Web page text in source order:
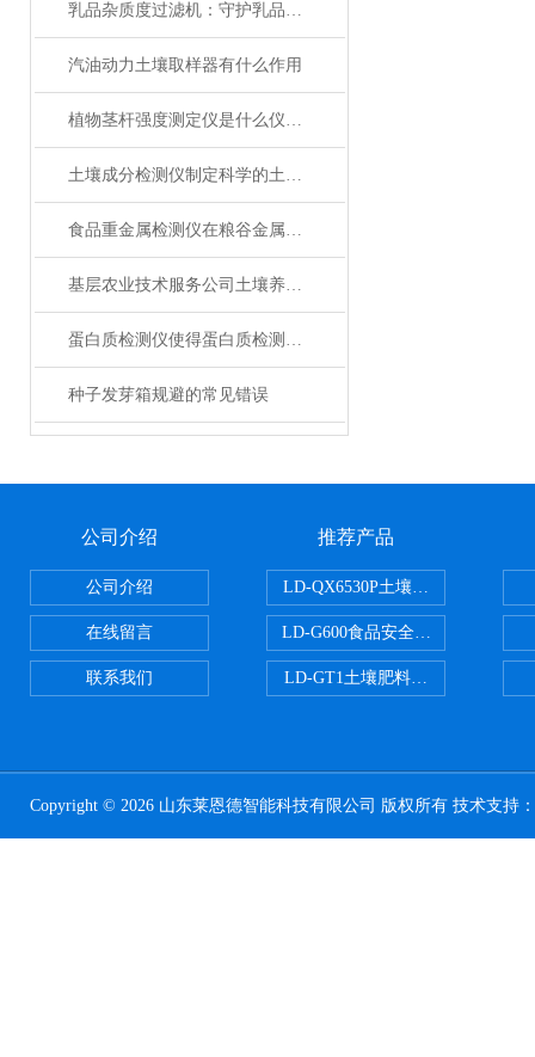
乳品杂质度过滤机：守护乳品纯净的 “把关者”
汽油动力土壤取样器有什么作用
植物茎杆强度测定仪是什么仪器？
土壤成分检测仪制定科学的土壤管理策略
食品重金属检测仪在粮谷金属含量的快速测量的作用
基层农业技术服务公司土壤养分检测仪分场景选购建议与配套方案
蛋白质检测仪使得蛋白质检测更加便捷
种子发芽箱规避的常见错误
公司介绍
公司介绍
在线留言
联系我们
推荐产品
LD-QX6530P土壤氧化还原电位检
LD-G600食品安全检测仪
LD-GT1土壤肥料养分检测仪
Copyright © 2026 山东莱恩德智能科技有限公司 版权所有 技术支持：